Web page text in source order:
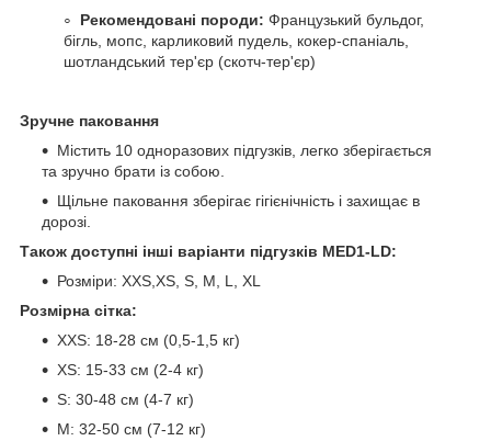
Рекомендовані породи: Французький бульдог,
бігль, мопс, карликовий пудель, кокер-спаніаль,
шотландський тер'єр (скотч-тер'єр)
Зручне паковання
Містить 10 одноразових підгузків, легко зберігається
та зручно брати із собою.
Щільне паковання зберігає гігієнічність і захищає в
дорозі.
Також доступні інші варіанти підгузків MED1-LD:
Розміри: XXS,XS, S, M, L, XL
Розмірна сітка:
XXS: 18-28 см (0,5-1,5 кг)
XS: 15-33 см (2-4 кг)
S: 30-48 см (4-7 кг)
M: 32-50 см (7-12 кг)